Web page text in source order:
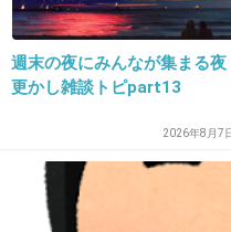
敬語はイヤと言われ
な
13. 匿名 2014/03/26(水) 16:02:48
そのわりに礼儀は厳
週末の夜にみんなが集まる夜
更かし雑談トピpart13
2026年8月7日